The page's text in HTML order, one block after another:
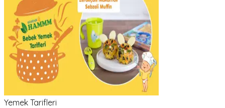
Yemek Tarifleri